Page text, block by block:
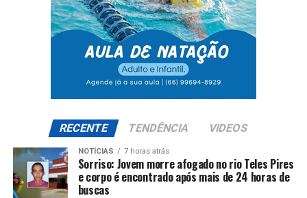
RECENTE TENDÊNCIA VIDEOS
NOTÍCIAS 7 horas atrás
Sorriso: Jovem morre afogado no rio Teles Pires
e corpo é encontrado após mais de 24 horas de
buscas